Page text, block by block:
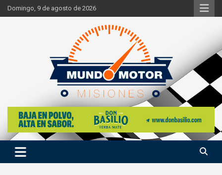
Skip
to
Domingo, 9 de agosto de 2026
Mundo Motor Misiones
Si hay ruido de motores ahí estaremos